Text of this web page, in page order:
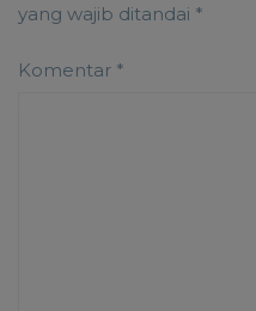
yang wajib ditandai *
Komentar *